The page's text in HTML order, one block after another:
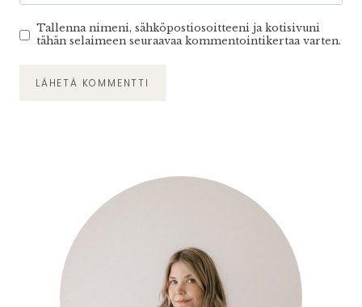
Tallenna nimeni, sähköpostiosoitteeni ja kotisivuni
tähän selaimeen seuraavaa kommentointikertaa varten.